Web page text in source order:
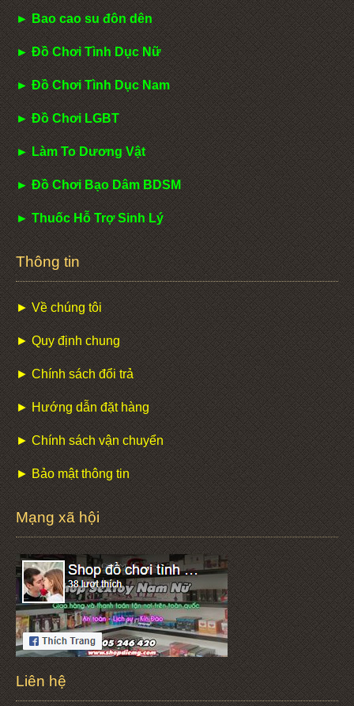
► Bao cao su đôn dên
► Đồ Chơi Tình Dục Nữ
► Đồ Chơi Tình Dục Nam
► Đồ Chơi LGBT
► Làm To Dương Vật
► Đồ Chơi Bạo Dâm BDSM
► Thuốc Hỗ Trợ Sinh Lý
Thông tin
► Về chúng tôi
► Quy định chung
► Chính sách đổi trả
► Hướng dẫn đặt hàng
► Chính sách vận chuyển
► Bảo mật thông tin
Mạng xã hội
Liên hệ